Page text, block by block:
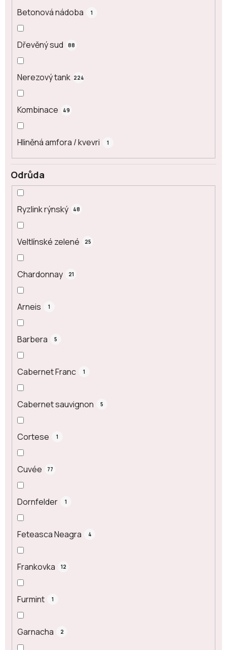
Odrůda
Ryzlink rýnský 48
Veltlínské zelené 25
Chardonnay 21
Arneis 1
Barbera 5
Cabernet Franc 1
Cabernet sauvignon 5
Cortese 1
Cuvée 77
Dornfelder 1
Feteasca Neagra 4
Frankovka 12
Furmint 1
Garnacha 2
Betonová nádoba 1
Dřevěný sud 88
Nerezový tank 224
Kombinace 49
Hliněná amfora / kvevri 1